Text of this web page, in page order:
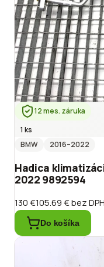
12 mes. záruka
1 ks
BMW
2016–2022
Hadica
2022 9892594
130 €105.69 €bez DPH
Do košíka